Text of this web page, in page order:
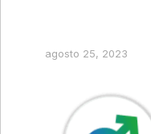
agosto 25, 2023